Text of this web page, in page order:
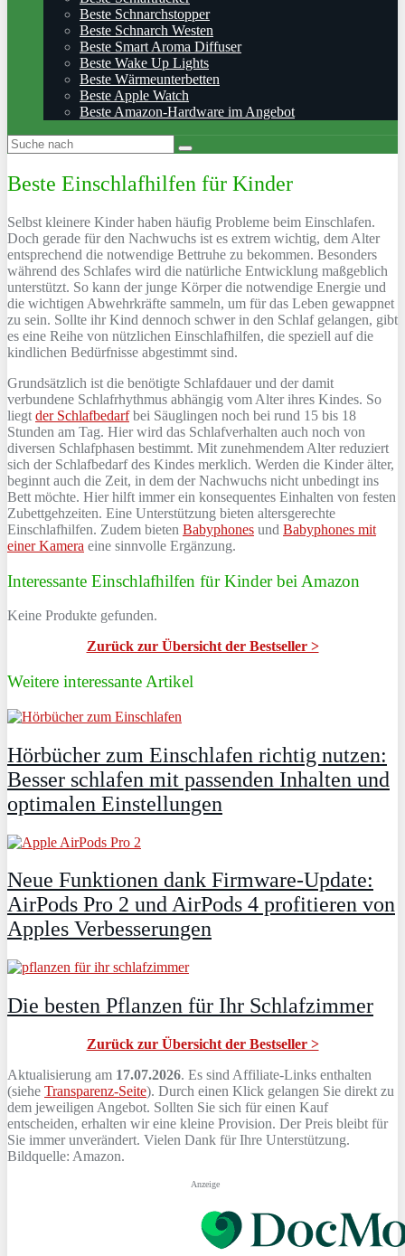
Beste Schnarchstopper
Beste Schnarch Westen
Beste Smart Aroma Diffuser
Beste Wake Up Lights
Beste Wärmeunterbetten
Beste Apple Watch
Beste Amazon-Hardware im Angebot
Beste Einschlafhilfen für Kinder
Selbst kleinere Kinder haben häufig Probleme beim Einschlafen.
Doch gerade für den Nachwuchs ist es extrem wichtig, dem Alter
entsprechend die notwendige Bettruhe zu bekommen. Besonders
während des Schlafes wird die natürliche Entwicklung maßgeblich
unterstützt. So kann der junge Körper die notwendige Energie und
die wichtigen Abwehrkräfte sammeln, um für das Leben gewappnet
zu sein. Sollte ihr Kind dennoch schwer in den Schlaf gelangen, gibt
es eine Reihe von nützlichen Einschlafhilfen, die speziell auf die
kindlichen Bedürfnisse abgestimmt sind.
Grundsätzlich ist die benötigte Schlafdauer und der damit
verbundene Schlafrhythmus abhängig vom Alter ihres Kindes. So
liegt der Schlafbedarfbei Säuglingen noch bei rund 15 bis 18
Stunden am Tag. Hier wird das Schlafverhalten auch noch von
diversen Schlafphasen bestimmt. Mit zunehmendem Alter reduziert
sich der Schlafbedarf des Kindes merklich. Werden die Kinder älter,
beginnt auch die Zeit, in dem der Nachwuchs nicht unbedingt ins
Bett möchte. Hier hilft immer ein konsequentes Einhalten von festen
Zubettgehzeiten. Eine Unterstützung bieten altersgerechte
Einschlafhilfen. Zudem bieten Babyphones und Babyphones mit
einer Kamera eine sinnvolle Ergänzung.
Interessante Einschlafhilfen für Kinder bei Amazon
Keine Produkte gefunden.
Zurück zur Übersicht der Bestseller >
Weitere interessante Artikel
Hörbücher zum Einschlafen richtig nutzen:
Besser schlafen mit passenden Inhalten und
optimalen Einstellungen
Neue Funktionen dank Firmware-Update:
AirPods Pro 2 und AirPods 4 profitieren von
Apples Verbesserungen
Die besten Pflanzen für Ihr Schlafzimmer
Zurück zur Übersicht der Bestseller >
Aktualisierung am 17.07.2026. Es sind Affiliate-Links enthalten
(siehe Transparenz-Seite). Durch einen Klick gelangen Sie direkt zu
dem jeweiligen Angebot. Sollten Sie sich für einen Kauf
entscheiden, erhalten wir eine kleine Provision. Der Preis bleibt für
Sie immer unverändert. Vielen Dank für Ihre Unterstützung.
Bildquelle: Amazon.
Anzeige